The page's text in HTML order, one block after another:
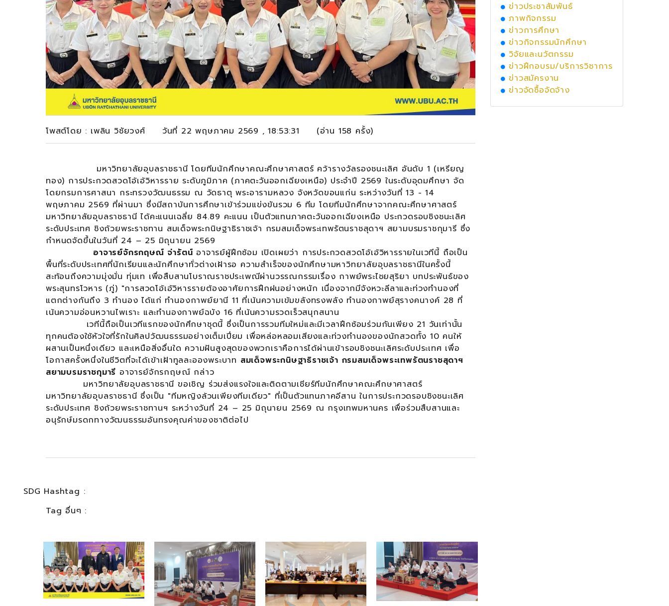
โพสต์โดย : เพลิน วิชัยวงศ์ วันที่ 22 พฤษภาคม 2569 , 18:53:31 (อ่าน 158 ครั้ง)
มหาวิทยาลัยอุบลราชธานี โดยทีมนักศึกษาคณะศึกษาศาสตร์ คว้ารางวัลรองชนะเลิศ อันดับ 1 (เหรียญ
ทอง) การประกวดสวดโอ้เอ้วิหารราย ระดับภูมิภาค (ภาคตะวันออกเฉียงเหนือ) ประจำปี 2569 ในระดับอุดมศึกษา จัด
โดยกรมการศาสนา กระทรวงวัฒนธรรม ณ วัดธาตุ พระอารามหลวง จังหวัดขอนแก่น ระหว่างวันที่ 13 - 14
พฤษภาคม 2569 ที่ผ่านมา ซึ่งมีสถาบันการศึกษาเข้าร่วมแข่งขันรวม 6 ทีม โดยทีมนักศึกษาจากคณะศึกษาศาสตร์
มหาวิทยาลัยอุบลราชธานี ได้คะแนนเฉลี่ย 84.89 คะแนน เป็นตัวแทนภาคตะวันออกเฉียงเหนือ ประกวดรอบชิงชนะเลิศ
ระดับประเทศ ชิงถ้วยพระราชทาน สมเด็จพระกนิษฐาธิราชเจ้า กรมสมเด็จพระเทพรัตนราชสุดาฯ สยามบรมราชกุมารี ซึ่ง
กำหนดจัดขึ้นในวันที่ 24 – 25 มิถุนายน 2569
อาจารย์จักรกฤษณ์ จ่ารัตน์ อาจารย์ผู้ฝึกซ้อม เปิดเผยว่า การประกวดสวดโอ้เอ้วิหารรายในเวทีนี้ ถือเป็น
พื้นที่ระดับประเทศที่นักเรียนและนักศึกษาทั่วต่างเฝ้ารอ ความสำเร็จของนักศึกษามหาวิทยาลัยอุบลราชธานีในครั้งนี้
สะท้อนถึงความมุ่งมั่น ทุ่มเท เพื่อสืบสานโบราณราชประเพณีผ่านวรรณกรรมเรื่อง กาพย์พระไชยสุริยา บทประพันธ์ของ
พระสุนทรโวหาร (ภู่) "การสวดโอ้เอ้วิหารรายต้องอาศัยการฝึกฝนอย่างหนัก เนื่องจากมีจังหวะลีลาและท่วงทำนองที่
แตกต่างกันถึง 3 ทำนอง ได้แก่ ทำนองกาพย์ยานี 11 ที่เน้นความเข้มขลังทรงพลัง ทำนองกาพย์สุรางคนางค์ 28 ที่
เน้นความอ่อนหวานไพเราะ และทำนองกาพย์ฉบัง 16 ที่เน้นความรวดเร็วสนุกสนาน
เวทีนี้ถือเป็นเวทีแรกของนักศึกษาชุดนี้ ซึ่งเป็นการรวมทีมใหม่และมีเวลาฝึกซ้อมร่วมกันเพียง 21 วันเท่านั้น
ทุกคนต้องใช้หัวใจที่รักในศิลปวัฒนธรรมอย่างเต็มเปี่ยม เพื่อหล่อหลอมเสียงและท่วงทำนองของนักสวดทั้ง 10 คนให้
ผสานเป็นหนึ่งเดียว และเหนือสิ่งอื่นใด ความฝันสูงสุดของพวกเราคือการได้ผ่านเข้ารอบชิงชนะเลิศระดับประเทศ เพื่อ
โอกาสครั้งหนึ่งในชีวิตที่จะได้เข้าเฝ้าทูลละอองพระบาท สมเด็จพระกนิษฐาธิราชเจ้า กรมสมเด็จพระเทพรัตนราชสุดาฯ
สยามบรมราชกุมารี อาจารย์จักรกฤษณ์ กล่าว
มหาวิทยาลัยอุบลราชธานี ขอเชิญ ร่วมส่งแรงใจและติดตามเชียร์ทีมนักศึกษาคณะศึกษาศาสตร์
มหาวิทยาลัยอุบลราชธานี ซึ่งเป็น "ทีมหญิงล้วนเพียงทีมเดียว" ที่เป็นตัวแทนภาคอีสาน ในการประกวดรอบชิงชนะเลิศ
ระดับประเทศ ชิงถ้วยพระราชทานฯ ระหว่างวันที่ 24 – 25 มิถุนายน 2569 ณ กรุงเทพมหานคร เพื่อร่วมสืบสานและ
อนุรักษ์มรดกทางวัฒนธรรมอันทรงคุณค่าของชาติต่อไป
SDG Hashtag :
Tag อื่นๆ :
ข่าวประชาสัมพันธ์
ภาพกิจกรรม
ข่าวการศึกษา
ข่าวกิจกรรมนักศึกษา
วิจัยและนวัตกรรม
ข่าวฝึกอบรม/บริการวิชาการ
ข่าวสมัครงาน
ข่าวจัดซื้อจัดจ้าง